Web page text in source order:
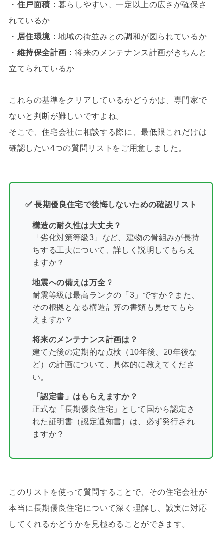
・ 住戸面積： 暮らしやすい、一定以上の広さが確保さ
れているか
・ 居住環境： 地域の街並みとの調和が図られているか
・ 維持保全計画：将来のメンテナンス計画がきちんと
立てられているか
これらの基準をクリアしているかどうかは、専門家で
ないと判断が難しいですよね。
そこで、住宅会社に相談する際に、最低限これだけは
確認したい4つの質問リストをご用意しました。
✅ 長期優良住宅で後悔しないための確認リスト
構造の耐久性は大丈夫？
「劣化対策等級3」など、建物の骨組みが長持
ちする工夫について、詳しく説明してもらえ
ますか？
地震への備えは万全？
耐震等級は最高ランクの「3」ですか？また、
その根拠となる構造計算の書類も見せてもら
えますか？
将来のメンテナンス計画は？
建てた後の定期的な点検（10年後、20年後な
ど）の計画について、具体的に教えてくださ
い。
「認定書」はもらえますか？
正式な「長期優良住宅」として国から認定さ
れた証明書（認定通知書）は、必ず発行され
ますか？
このリストを使って質問することで、その住宅会社が
本当に長期優良住宅について深く理解し、誠実に対応
してくれるかどうかを見極めることができます。